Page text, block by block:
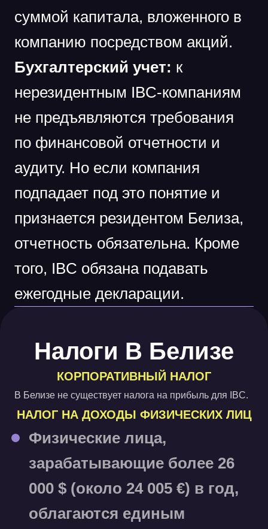
суммой капитала, вложенного в
компанию посредством акций.
Бухгалтерский учет: к
нерезидентным IBC-компаниям
не предъявляются требования
по финансовой отчетности и
аудиту. Но если компания
подпадает под это понятие и
признается резидентом Белиза,
отчетность обязательна. Кроме
того, IBC обязана подавать
ежегодные декларации.
Налоги В Белизе
КОРПОРАТИВНЫЙ НАЛОГ
В Белизе не существует налога на прибыль для IBC.
НАЛОГ НА ДОХОДЫ ФИЗИЧЕСКИХ ЛИЦ
Физические лица,
зарабатывающие более 26
000 $ (около 24 005 €) в год,
облагаются единым